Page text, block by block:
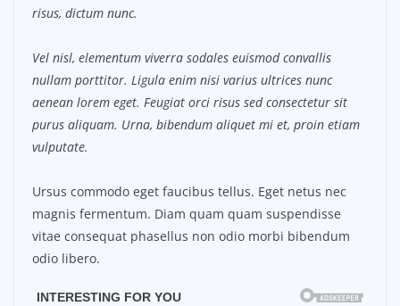
risus, dictum nunc.
Vel nisl, elementum viverra sodales euismod convallis
nullam porttitor. Ligula enim nisi varius ultrices nunc
aenean lorem eget. Feugiat orci risus sed consectetur sit
purus aliquam. Urna, bibendum aliquet mi et, proin etiam
vulputate.
Ursus commodo eget faucibus tellus. Eget netus nec
magnis fermentum. Diam quam quam suspendisse
vitae consequat phasellus non odio morbi bibendum
odio libero.